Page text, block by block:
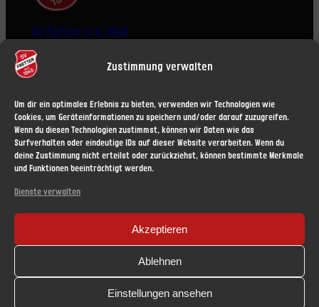
Zustimmung verwalten
Um dir ein optimales Erlebnis zu bieten, verwenden wir Technologien wie
Cookies, um Geräteinformationen zu speichern und/oder darauf zuzugreifen.
Wenn du diesen Technologien zustimmst, können wir Daten wie das
Surfverhalten oder eindeutige IDs auf dieser Website verarbeiten. Wenn du
deine Zustimmung nicht erteilst oder zurückziehst, können bestimmte Merkmale
und Funktionen beeinträchtigt werden.
Dienste verwalten
Akzeptieren
Ablehnen
Einstellungen ansehen
SV Fretter e.V. 1945
ÜBER UNS
News
Vorstand
Mitgliedschaft
RECHTLICHES
Impressum
Haftungsausschluss (Disclaimer)
Cookie-Richtlinie (EU)